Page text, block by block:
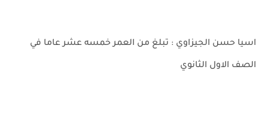
اسيا حسن الجيزاوي : تبلغ من العمر خمسه عشر عاما في
الصف الاول الثانوي